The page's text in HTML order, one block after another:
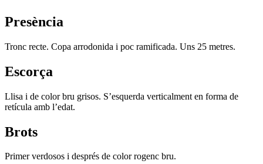
Presència
Tronc recte. Copa arrodonida i poc ramificada. Uns 25 metres.
Escorça
Llisa i de color bru grisos. S’esquerda verticalment en forma de
retícula amb l’edat.
Brots
Primer verdosos i després de color rogenc bru.